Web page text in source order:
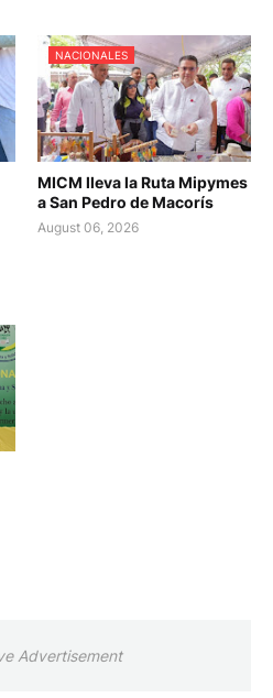
NACIONALES
MICM lleva la Ruta Mipymes
a San Pedro de Macorís
August 06, 2026
Advertisement